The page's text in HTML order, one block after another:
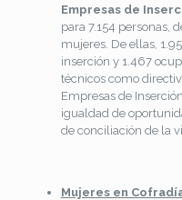
Empresas de
para 7.154 personas,
mujeres. De ellas,
inserción y 1.467
técnicos como
Empresas de
igualdad de
de conciliación de la
Mujeres en